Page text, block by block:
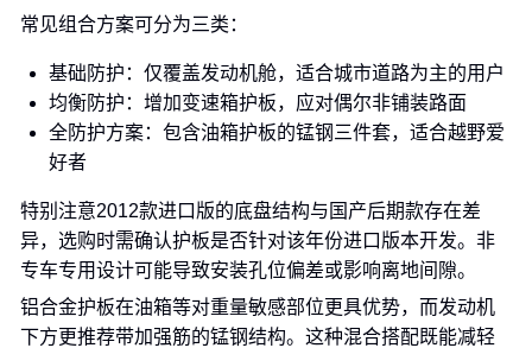
常见组合方案可分为三类：
基础防护：仅覆盖发动机舱，适合城市道路为主的用户
均衡防护：增加变速箱护板，应对偶尔非铺装路面
全防护方案：包含油箱护板的锰钢三件套，适合越野爱
好者
特别注意2012款进口版的底盘结构与国产后期款存在差
异，选购时需确认护板是否针对该年份进口版本开发。非
专车专用设计可能导致安装孔位偏差或影响离地间隙。
铝合金护板在油箱等对重量敏感部位更具优势，而发动机
下方更推荐带加强筋的锰钢结构。这种混合搭配既能减轻